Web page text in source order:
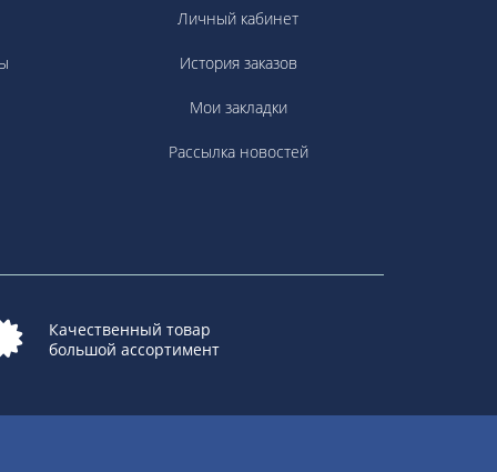
Личный кабинет
История заказов
Мои закладки
Рассылка новостей
Качественный товар
большой ассортимент